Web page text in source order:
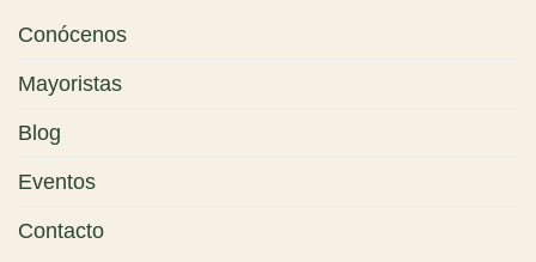
Conócenos
Mayoristas
Blog
Eventos
Contacto